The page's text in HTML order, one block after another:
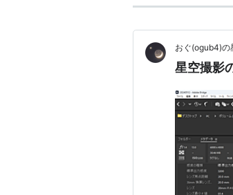
おぐ(ogub4)の
星空撮影